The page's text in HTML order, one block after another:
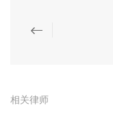
相关律师